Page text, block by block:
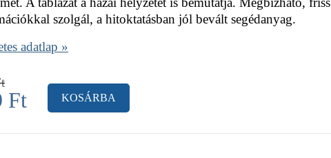
szolgál, a hitoktatásban jól bevált segédanyag.
adatlap »
Ft KOSÁRBA